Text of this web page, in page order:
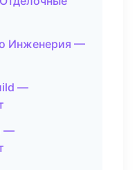
Инженерия —
—
—